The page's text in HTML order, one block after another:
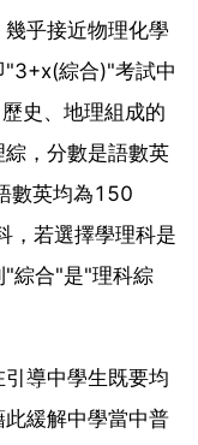
乎接近物理化學
"3+x(綜合)"考試中
史、地理組成的
，分數是語數英
數英均為150
，若選擇學理科是
"綜合"是"理科綜
導中學生既要均
緩解中學當中普